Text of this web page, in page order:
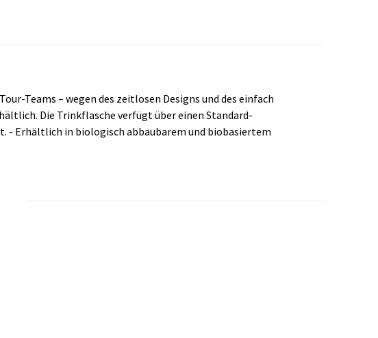
Teams – wegen des zeitlosen Designs und des einfach
Die Trinkflasche verfügt über einen Standard-
- Erhältlich in biologisch abbaubarem und biobasiertem